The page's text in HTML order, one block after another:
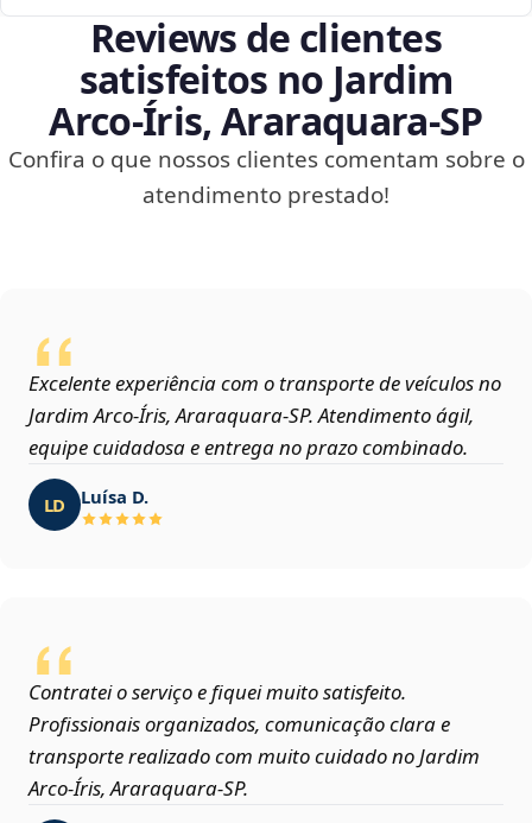
Reviews de clientes
satisfeitos no Jardim
Arco‑Íris, Araraquara‑SP
Confira o que nossos clientes comentam sobre o
atendimento prestado!
Excelente experiência com o transporte de veículos no
Jardim Arco‑Íris, Araraquara‑SP. Atendimento ágil,
equipe cuidadosa e entrega no prazo combinado.
LD Luísa D.
Contratei o serviço e fiquei muito satisfeito.
Profissionais organizados, comunicação clara e
transporte realizado com muito cuidado no Jardim
Arco‑Íris, Araraquara‑SP.